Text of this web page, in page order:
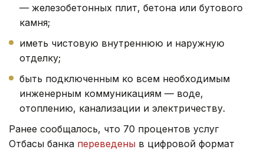
— железобетонных плит, бетона или бутового
камня;
иметь чистовую внутреннюю и наружную
отделку;
быть подключенным ко всем необходимым
инженерным коммуникациям — воде,
отоплению, канализации и электричеству.
Ранее сообщалось, что 70 процентов услуг
Отбасы банка переведены в цифровой формат